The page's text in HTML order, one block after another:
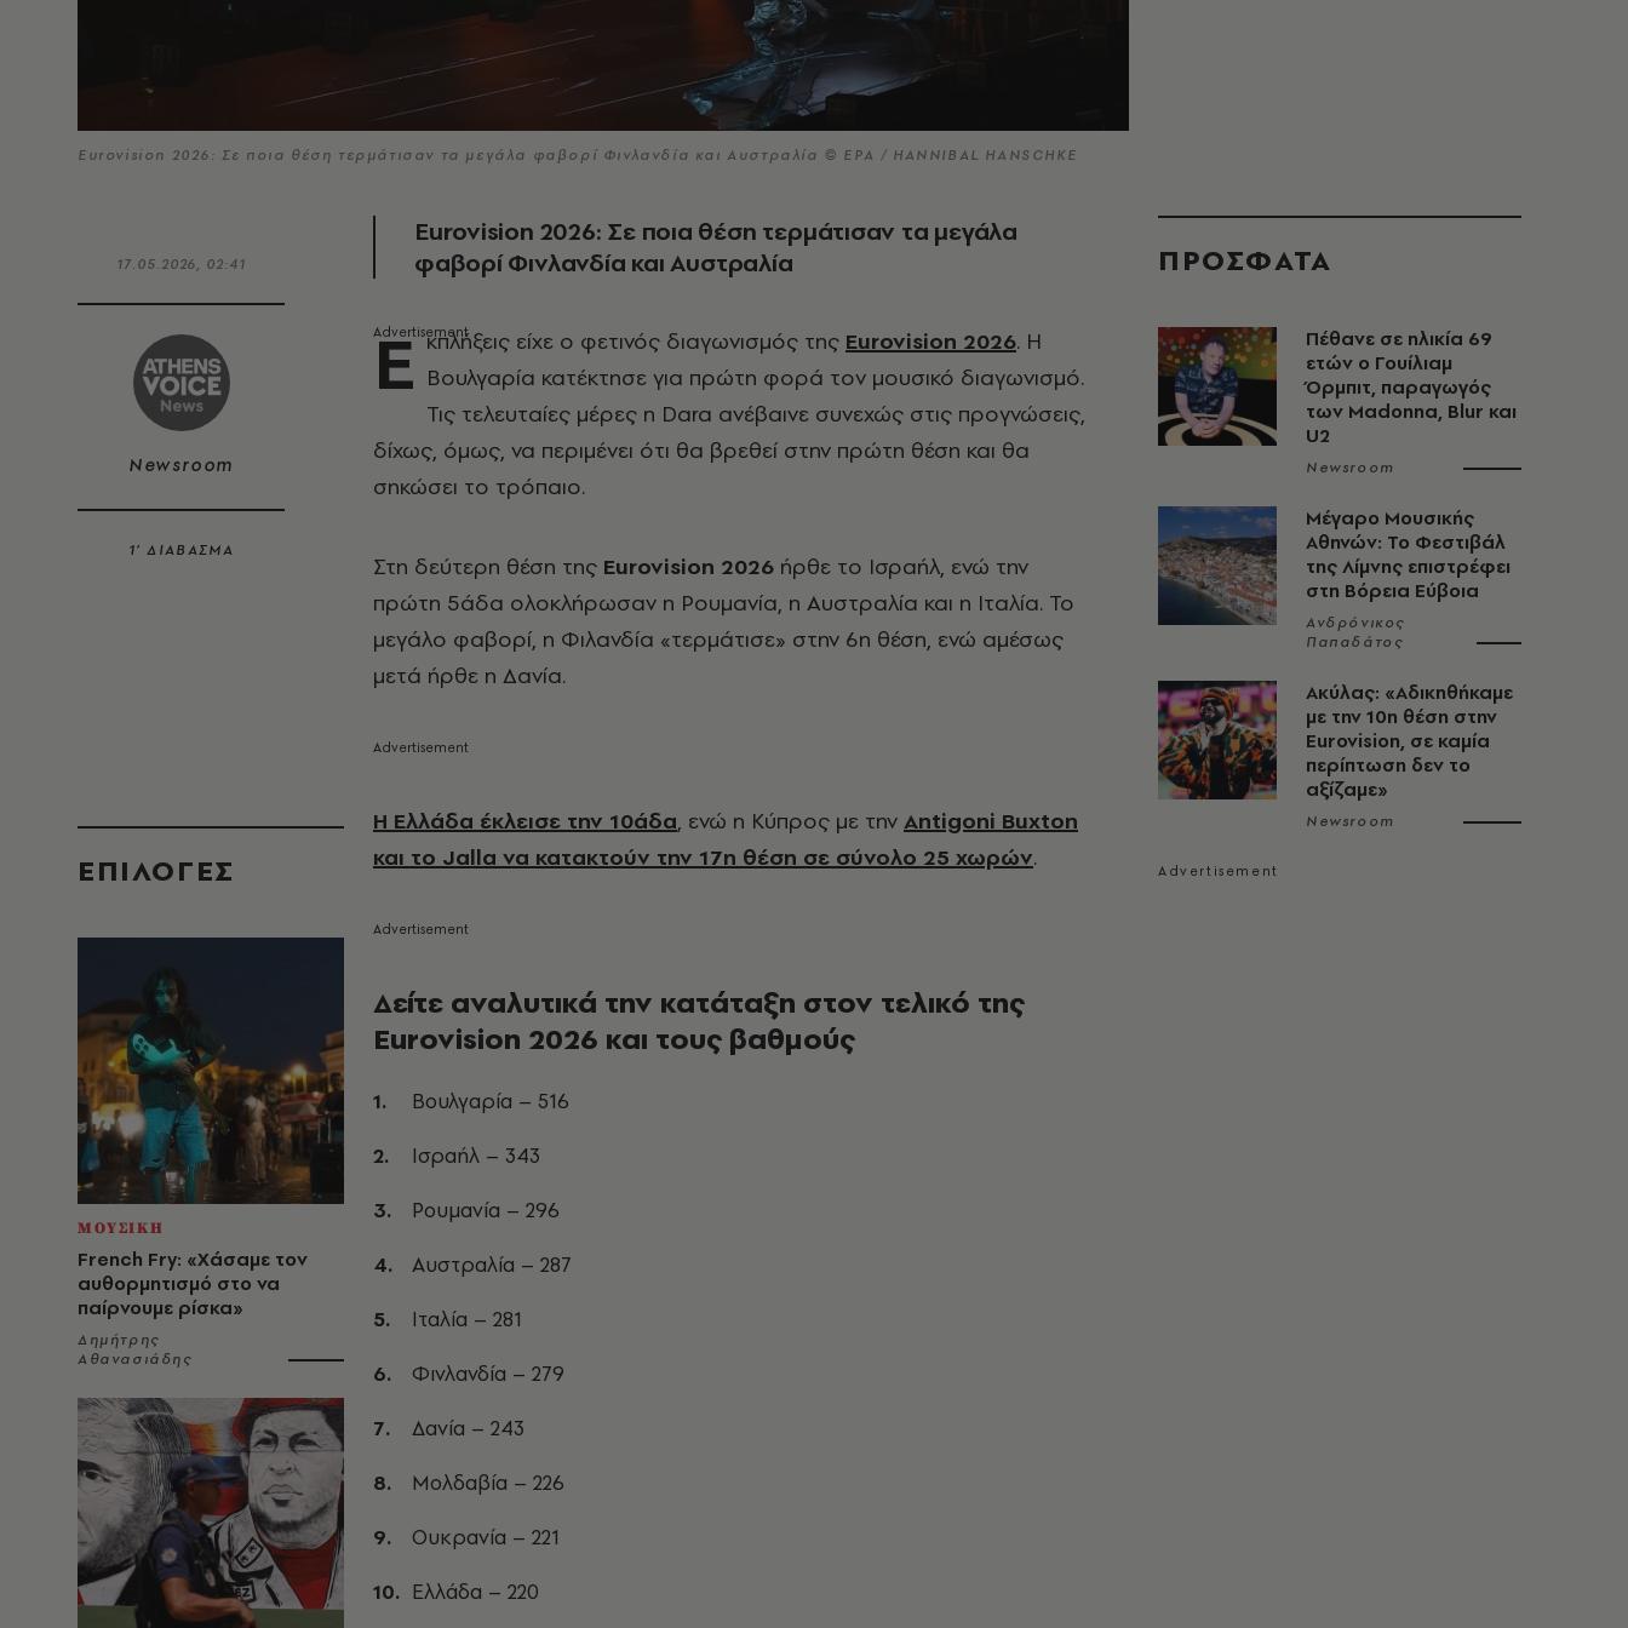
Eurovision 2026: Σε ποια θέση τερμάτισαν τα μεγάλα φαβορί Φινλανδία και Αυστραλία © EPA / HANNIBAL HANSCHKE
17.05.2026, 02:41
Newsroom
1’ ΔΙΑΒΑΣΜΑ
EΠΙΛΟΓΈΣ
ΜΟΥΣΙΚΗ
French Fry: «Χάσαμε τον
αυθορμητισμό στο να
παίρνουμε ρίσκα»
Δημήτρης
Αθανασιάδης
Eurovision 2026: Σε ποια θέση τερμάτισαν τα μεγάλα
φαβορί Φινλανδία και Αυστραλία
Ε κπλήξεις είχε ο φετινός διαγωνισμός της Eurovision 2026. Η
Βουλγαρία κατέκτησε για πρώτη φορά τον μουσικό διαγωνισμό.
Τις τελευταίες μέρες η Dara ανέβαινε συνεχώς στις προγνώσεις,
δίχως, όμως, να περιμένει ότι θα βρεθεί στην πρώτη θέση και θα
σηκώσει το τρόπαιο.
Στη δεύτερη θέση της Eurovision 2026 ήρθε το Ισραήλ, ενώ την
πρώτη 5άδα ολοκλήρωσαν η Ρουμανία, η Αυστραλία και η Ιταλία. Το
μεγάλο φαβορί, η Φιλανδία «τερμάτισε» στην 6η θέση, ενώ αμέσως
μετά ήρθε η Δανία.
Η Ελλάδα έκλεισε την 10άδα, ενώ η Κύπρος με την Antigoni Buxton
και το Jalla να κατακτούν την 17η θέση σε σύνολο 25 χωρών.
Δείτε αναλυτικά την κατάταξη στον τελικό της
Eurovision 2026 και τους βαθμούς
Βουλγαρία – 516
Ισραήλ – 343
Ρουμανία – 296
Αυστραλία – 287
Ιταλία – 281
Φινλανδία – 279
Δανία – 243
Μολδαβία – 226
Ουκρανία – 221
Ελλάδα – 220
ΠΡΟΣΦΑΤΑ
Πέθανε σε ηλικία 69
ετών ο Γουίλιαμ
Όρμπιτ, παραγωγός
των Madonna, Blur και
U2
Newsroom
Μέγαρο Μουσικής
Αθηνών: Το Φεστιβάλ
της Λίμνης επιστρέφει
στη Βόρεια Εύβοια
Ανδρόνικος
Παπαδάτος
Ακύλας: «Αδικηθήκαμε
με την 10η θέση στην
Eurovision, σε καμία
περίπτωση δεν το
αξίζαμε»
Newsroom